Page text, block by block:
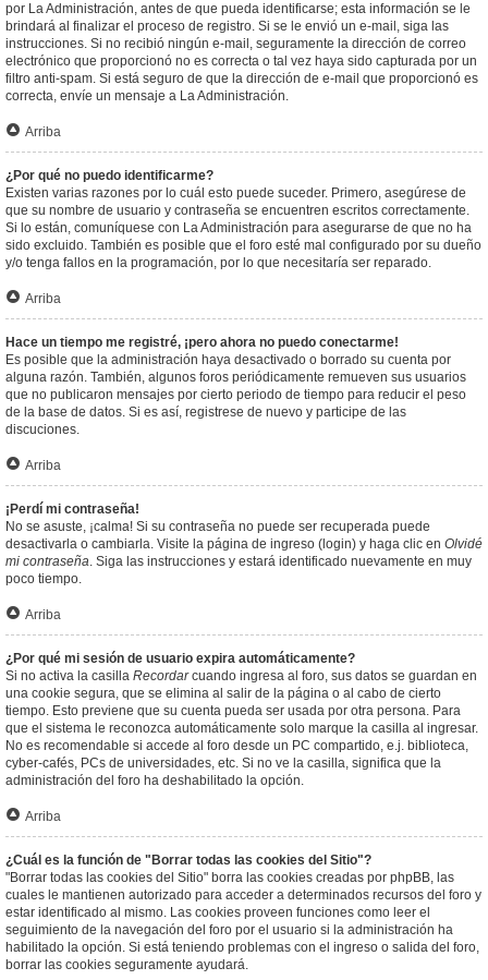
por La Administración, antes de que pueda identificarse; esta información se le
brindará al finalizar el proceso de registro. Si se le envió un e-mail, siga las
instrucciones. Si no recibió ningún e-mail, seguramente la dirección de correo
electrónico que proporcionó no es correcta o tal vez haya sido capturada por un
filtro anti-spam. Si está seguro de que la dirección de e-mail que proporcionó es
correcta, envíe un mensaje a La Administración.
Arriba
¿Por qué no puedo identificarme?
Existen varias razones por lo cuál esto puede suceder. Primero, asegúrese de
que su nombre de usuario y contraseña se encuentren escritos correctamente.
Si lo están, comuníquese con La Administración para asegurarse de que no ha
sido excluido. También es posible que el foro esté mal configurado por su dueño
y/o tenga fallos en la programación, por lo que necesitaría ser reparado.
Arriba
Hace un tiempo me registré, ¡pero ahora no puedo conectarme!
Es posible que la administración haya desactivado o borrado su cuenta por
alguna razón. También, algunos foros periódicamente remueven sus usuarios
que no publicaron mensajes por cierto periodo de tiempo para reducir el peso
de la base de datos. Si es así, registrese de nuevo y participe de las
discuciones.
Arriba
¡Perdí mi contraseña!
No se asuste, ¡calma! Si su contraseña no puede ser recuperada puede
desactivarla o cambiarla. Visite la página de ingreso (login) y haga clic en Olvidé
mi contraseña. Siga las instrucciones y estará identificado nuevamente en muy
poco tiempo.
Arriba
¿Por qué mi sesión de usuario expira automáticamente?
Si no activa la casilla Recordarcuando ingresa al foro, sus datos se guardan en
una cookie segura, que se elimina al salir de la página o al cabo de cierto
tiempo. Esto previene que su cuenta pueda ser usada por otra persona. Para
que el sistema le reconozca automáticamente solo marque la casilla al ingresar.
No es recomendable si accede al foro desde un PC compartido, e.j. biblioteca,
cyber-cafés, PCs de universidades, etc. Si no ve la casilla, significa que la
administración del foro ha deshabilitado la opción.
Arriba
¿Cuál es la función de "Borrar todas las cookies del Sitio"?
"Borrar todas las cookies del Sitio" borra las cookies creadas por phpBB, las
cuales le mantienen autorizado para acceder a determinados recursos del foro y
estar identificado al mismo. Las cookies proveen funciones como leer el
seguimiento de la navegación del foro por el usuario si la administración ha
habilitado la opción. Si está teniendo problemas con el ingreso o salida del foro,
borrar las cookies seguramente ayudará.